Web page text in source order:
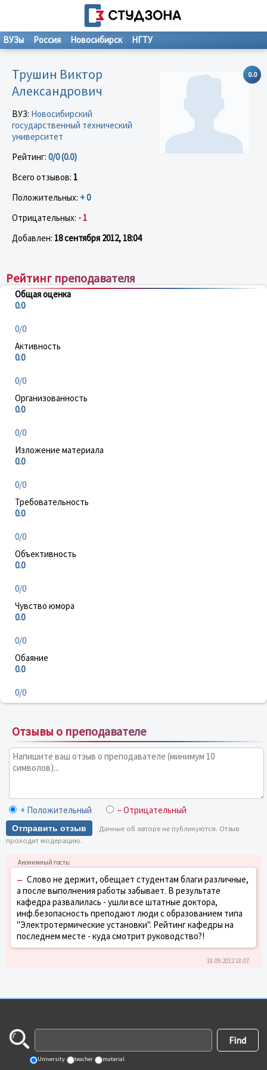
ВУЗы Россия Новосибирск НГТУ
0.0
Трушин Виктор
Александрович
ВУЗ: Новосибирский
государственный технический
университет
Рейтинг: 0/0 (0.0)
Всего отзывов: 1
Положительных: + 0
Отрицательных: - 1
Добавлен: 18 сентября 2012, 18:04
Рейтинг преподавателя
Общая оценка
0.0
0/0
Активность
0.0
0/0
Организованность
0.0
0/0
Изложение материала
0.0
0/0
Требовательность
0.0
0/0
Объективность
0.0
0/0
Чувство юмора
0.0
0/0
Обаяние
0.0
0/0
Отзывы о преподавателе
+ Положительный – Отрицательный
Отправить отзыв
Данные об авторе не публикуются. Отзыв
проходит модерацию.
– Слово не держит, обещает студентам благи различные,
а после выполнения работы забывает. В результате
кафедра развалилась - ушли все штатные доктора,
инф.безопасность преподают люди с образованием типа
"Электротермические установки". Рейтинг кафедры на
последнем месте - куда смотрит руководство?!
18.09.2012 18:07
University teacher material